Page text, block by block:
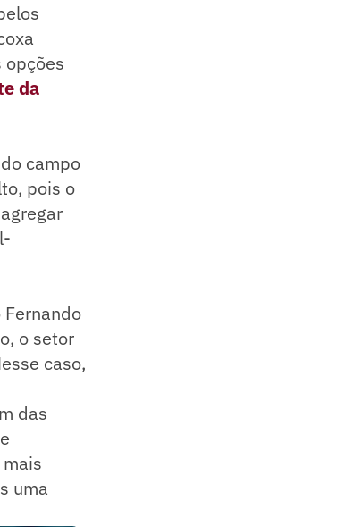
opções
da
campo
pois o
o setor
caso,
das
uma